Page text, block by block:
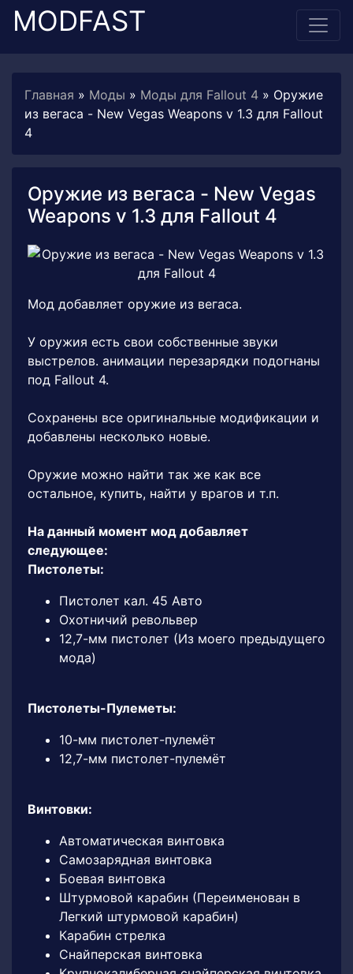
MODFAST
Главная » Моды » Моды для Fallout 4 » Оружие
из вегаса - New Vegas Weapons v 1.3 для Fallout
4
Оружие из вегаса - New Vegas
Weapons v 1.3 для Fallout 4
Мод добавляет оружие из вегаса.
У оружия есть свои собственные звуки
выстрелов. анимации перезарядки подогнаны
под Fallout 4.
Сохранены все оригинальные модификации и
добавлены несколько новые.
Оружие можно найти так же как все
остальное, купить, найти у врагов и т.п.
На данный момент мод добавляет
следующее:
Пистолеты:
Пистолет кал. 45 Авто
Охотничий револьвер
12,7-мм пистолет (Из моего предыдущего
мода)
Пистолеты-Пулеметы:
10-мм пистолет-пулемёт
12,7-мм пистолет-пулемёт
Винтовки:
Автоматическая винтовка
Самозарядная винтовка
Боевая винтовка
Штурмовой карабин (Переименован в
Легкий штурмовой карабин)
Карабин стрелка
Снайперская винтовка